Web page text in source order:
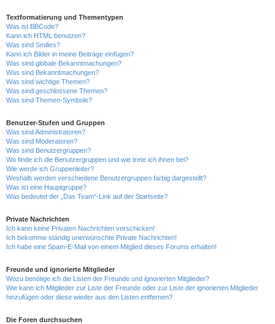
Textformatierung und Thementypen
Was ist BBCode?
Kann ich HTML benutzen?
Was sind Smilies?
Kann ich Bilder in meine Beiträge einfügen?
Was sind globale Bekanntmachungen?
Was sind Bekanntmachungen?
Was sind wichtige Themen?
Was sind geschlossene Themen?
Was sind Themen-Symbole?
Benutzer-Stufen und Gruppen
Was sind Administratoren?
Was sind Moderatoren?
Was sind Benutzergruppen?
Wo finde ich die Benutzergruppen und wie trete ich ihnen bei?
Wie werde ich Gruppenleiter?
Weshalb werden verschiedene Benutzergruppen farbig dargestellt?
Was ist eine Hauptgruppe?
Was bedeutet der „Das Team“-Link auf der Startseite?
Private Nachrichten
Ich kann keine Privaten Nachrichten verschicken!
Ich bekomme ständig unerwünschte Private Nachrichten!
Ich habe eine Spam-E-Mail von einem Mitglied dieses Forums erhalten!
Freunde und ignorierte Mitglieder
Wozu benötige ich die Listen der Freunde und ignorierten Mitglieder?
Wie kann ich Mitglieder zur Liste der Freunde oder zur Liste der ignorierten Mitglieder
hinzufügen oder diese wieder aus den Listen entfernen?
Die Foren durchsuchen